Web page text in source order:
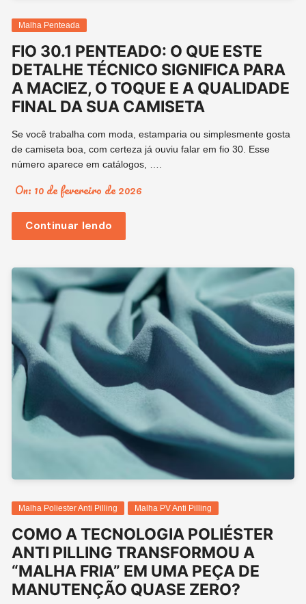
Malha Penteada
FIO 30.1 PENTEADO: O QUE ESTE
DETALHE TÉCNICO SIGNIFICA PARA
A MACIEZ, O TOQUE E A QUALIDADE
FINAL DA SUA CAMISETA
Se você trabalha com moda, estamparia ou simplesmente gosta
de camiseta boa, com certeza já ouviu falar em fio 30. Esse
número aparece em catálogos, ….
On: 10 de fevereiro de 2026
Continuar lendo
Malha Poliester Anti Pilling Malha PV Anti Pilling
COMO A TECNOLOGIA POLIÉSTER
ANTI PILLING TRANSFORMOU A
“MALHA FRIA” EM UMA PEÇA DE
MANUTENÇÃO QUASE ZERO?